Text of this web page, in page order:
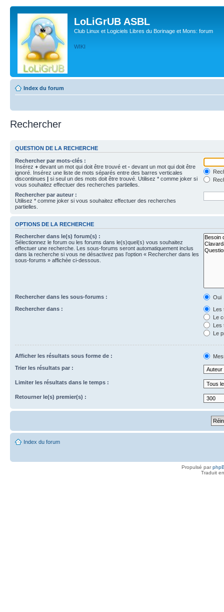
LoLiGrUB ASBL
Club Linux et Logiciels Libres du Borinage et Mons: forum
WIKI
Index du forum
Rechercher
QUESTION DE LA RECHERCHE
Rechercher par mots-clés :
Insérez + devant un mot qui doit être trouvé et - devant un mot qui doit être
ignoré. Insérez une liste de mots séparés entre des barres verticales
discontinues | si seul un des mots doit être trouvé. Utilisez * comme joker si
vous souhaitez effectuer des recherches partielles.
Rechercher par auteur :
Utilisez * comme joker si vous souhaitez effectuer des recherches
partielles.
OPTIONS DE LA RECHERCHE
Rechercher dans le(s) forum(s) :
Sélectionnez le forum ou les forums dans le(s)quel(s) vous souhaitez
effectuer une recherche. Les sous-forums seront automatiquement inclus
dans la recherche si vous ne désactivez pas l’option « Rechercher dans les
sous-forums » affichée ci-dessous.
Rechercher dans les sous-forums :
Oui
Rechercher dans :
Les
Le
Les
Le
Afficher les résultats sous forme de :
Trier les résultats par :
Limiter les résultats dans le temps :
Retourner le(s) premier(s) :
Index du forum
Propulsé par
Traduit